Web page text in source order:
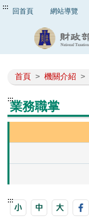
::: 回首頁 網站導覽
首頁 > 機關介紹 >
:::業務職掌
:::